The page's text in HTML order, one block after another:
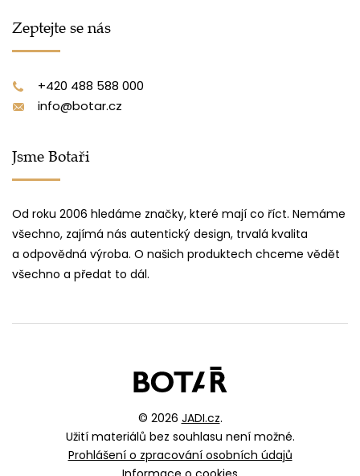
Zeptejte se nás
+420 488 588 000
info@botar.cz
Jsme Botaři
Od roku 2006 hledáme značky, které mají co říct. Nemáme
všechno, zajímá nás autentický design, trvalá kvalita
a odpovědná výroba. O našich produktech chceme vědět
všechno a předat to dál.
© 2026 JADI.cz.
Užití materiálů bez souhlasu není možné.
Prohlášení o zpracování osobních údajů